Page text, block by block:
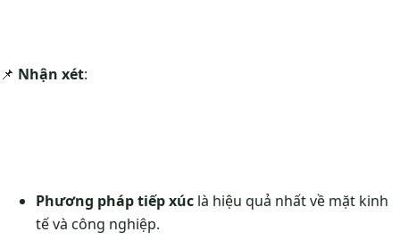
📌 Nhận xét:
Phương pháp tiếp xúc là hiệu quả nhất về mặt kinh
tế và công nghiệp.